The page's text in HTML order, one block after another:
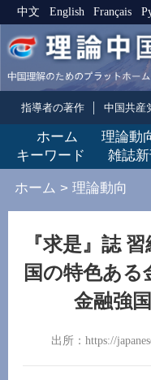
中文 English Français
指導者の著作 中国共産
ホーム 理論動
キーワード
雑誌新
ホーム > 理論動向
『求是』誌
国の特色ある
金融強
出所：https://